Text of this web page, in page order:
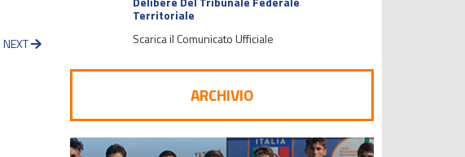
NEXT
Territoriale
Scarica il Comunicato Ufficiale
ARCHIVIO